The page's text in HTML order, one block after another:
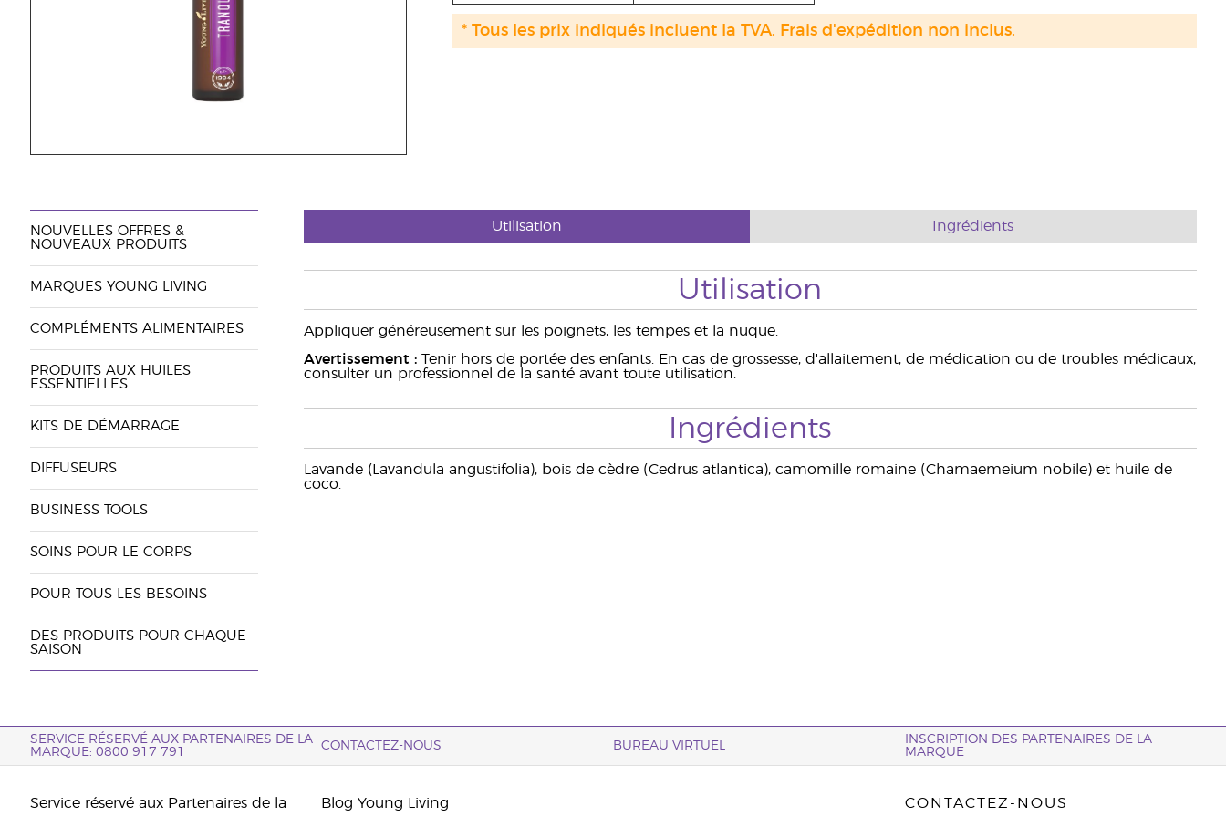
* Tous les prix indiqués incluent la TVA. Frais d'expédition non inclus.
NOUVELLES OFFRES &
NOUVEAUX PRODUITS
MARQUES YOUNG LIVING
COMPLÉMENTS ALIMENTAIRES
PRODUITS AUX HUILES
ESSENTIELLES
KITS DE DÉMARRAGE
DIFFUSEURS
BUSINESS TOOLS
SOINS POUR LE CORPS
POUR TOUS LES BESOINS
DES PRODUITS POUR CHAQUE
SAISON
Utilisation Ingrédients
Utilisation
Appliquer généreusement sur les poignets, les tempes et la nuque.
Avertissement :Tenir hors de portée des enfants. En cas de grossesse, d'allaitement, de médication ou de troubles médicaux,
consulter un professionnel de la santé avant toute utilisation.
Ingrédients
Lavande (Lavandula angustifolia), bois de cèdre (Cedrus atlantica), camomille romaine (Chamaemeium nobile) et huile de
coco.
SERVICE RÉSERVÉ AUX PARTENAIRES DE LA
MARQUE: 0800 917 791
CONTACTEZ-NOUS BUREAU VIRTUEL
INSCRIPTION DES PARTENAIRES DE LA
MARQUE
Service réservé aux Partenaires de la
Blog Young Living CONTACTEZ-NOUS